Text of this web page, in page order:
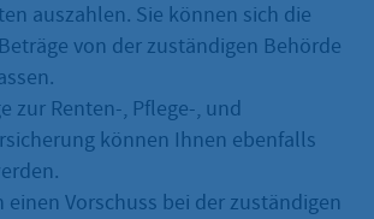
auszahlen. Sie können sich die
von der zuständigen Behörde
zur Renten-, Pflege-, und
können Ihnen ebenfalls
einen Vorschuss bei der zuständigen